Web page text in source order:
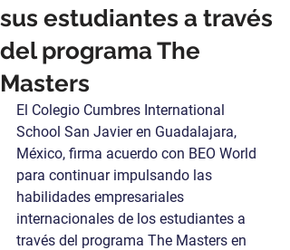
sus estudiantes a través
del programa The
Masters
El Colegio Cumbres International
School San Javier en Guadalajara,
México, firma acuerdo con BEO World
para continuar impulsando las
habilidades empresariales
internacionales de los estudiantes a
través del programa The Masters en